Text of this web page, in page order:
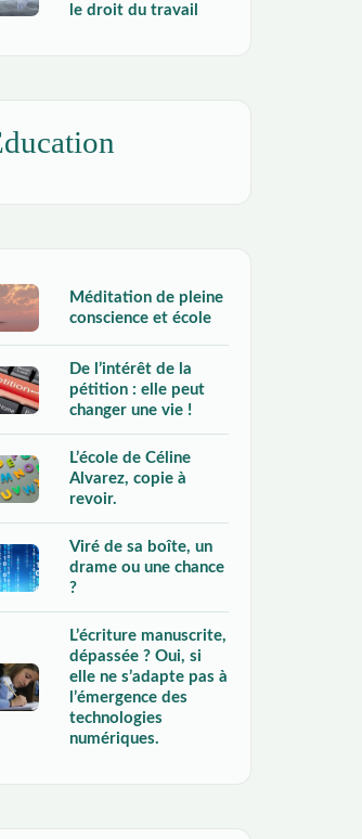
le droit du travail
Méditation de pleine
conscience et école
De l’intérêt de la
pétition : elle peut
changer une vie !
L’école de Céline
Alvarez, copie à
revoir.
Viré de sa boîte, un
drame ou une chance
?
L’écriture manuscrite,
dépassée ? Oui, si
elle ne s’adapte pas à
l’émergence des
technologies
numériques.